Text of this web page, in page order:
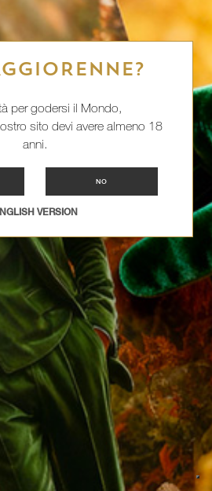
per godersi il Mondo,
sito devi avere almeno 18
anni.
NO
VERSION